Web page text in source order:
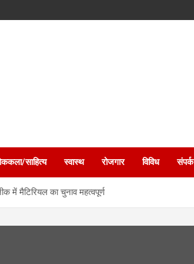
साहित्य स्वास्थ रोजगार विविध संपर्क
में मैटिरियल का चुनाव महत्वपूर्ण